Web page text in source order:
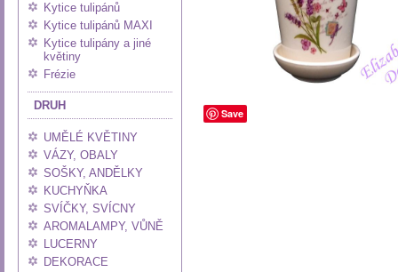
Kytice tulipánů
Kytice tulipánů MAXI
Kytice tulipány a jiné
květiny
Frézie
DRUH
UMĚLÉ KVĚTINY
VÁZY, OBALY
SOŠKY, ANDĚLKY
KUCHYŇKA
SVÍČKY, SVÍCNY
AROMALAMPY, VŮNĚ
LUCERNY
DEKORACE
Save